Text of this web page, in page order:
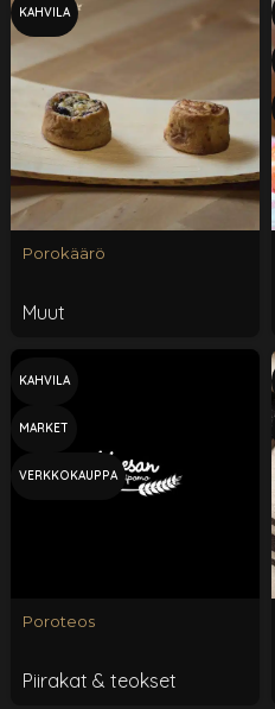
KAHVILA
Porokäärö
Muut
KAHVILA
MARKET
VERKKOKAUPPA
Poroteos
Piirakat & teokset